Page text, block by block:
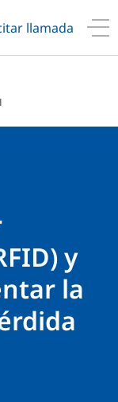
llamada
y
la